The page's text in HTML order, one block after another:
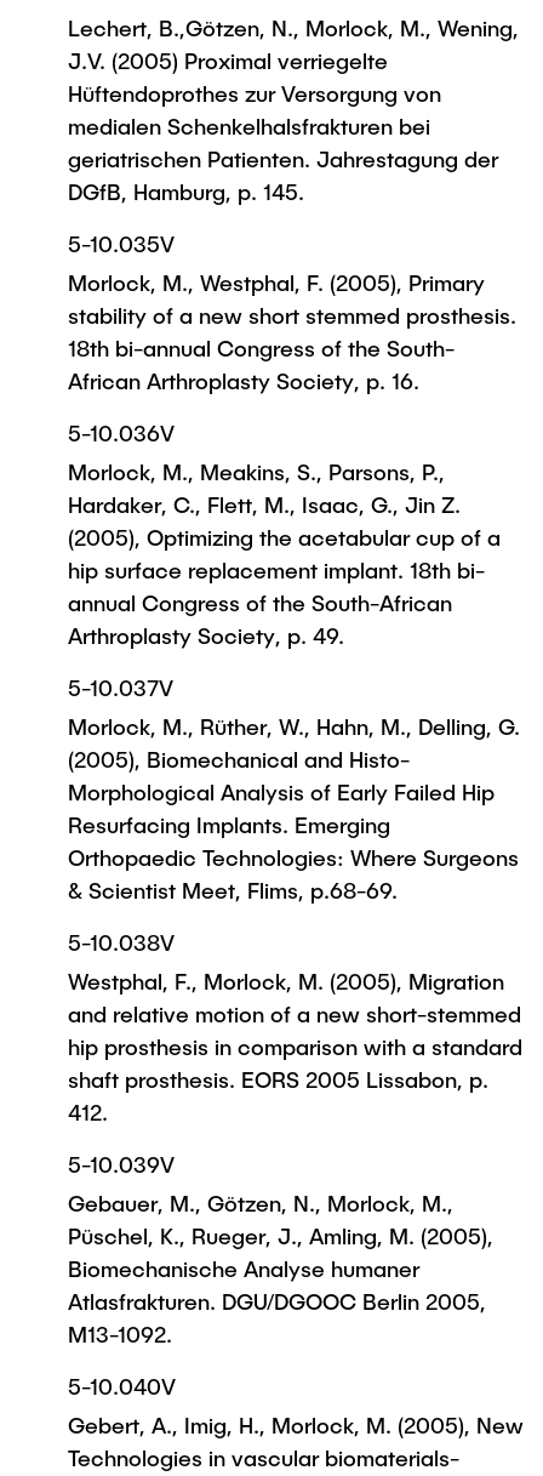
Lechert, B.,Götzen, N., Morlock, M., Wening,
J.V. (2005) Proximal verriegelte
Hüftendoprothes zur Versorgung von
medialen Schenkelhalsfrakturen bei
geriatrischen Patienten. Jahrestagung der
DGfB, Hamburg, p. 145.
5-10.035V
Morlock, M., Westphal, F. (2005), Primary
stability of a new short stemmed prosthesis.
18th bi-annual Congress of the South-
African Arthroplasty Society, p. 16.
5-10.036V
Morlock, M., Meakins, S., Parsons, P.,
Hardaker, C., Flett, M., Isaac, G., Jin Z.
(2005), Optimizing the acetabular cup of a
hip surface replacement implant. 18th bi-
annual Congress of the South-African
Arthroplasty Society, p. 49.
5-10.037V
Morlock, M., Rüther, W., Hahn, M., Delling, G.
(2005), Biomechanical and Histo-
Morphological Analysis of Early Failed Hip
Resurfacing Implants. Emerging
Orthopaedic Technologies: Where Surgeons
& Scientist Meet, Flims, p.68-69.
5-10.038V
Westphal, F., Morlock, M. (2005), Migration
and relative motion of a new short-stemmed
hip prosthesis in comparison with a standard
shaft prosthesis. EORS 2005 Lissabon, p.
412.
5-10.039V
Gebauer, M., Götzen, N., Morlock, M.,
Püschel, K., Rueger, J., Amling, M. (2005),
Biomechanische Analyse humaner
Atlasfrakturen. DGU/DGOOC Berlin 2005,
M13-1092.
5-10.040V
Gebert, A., Imig, H., Morlock, M. (2005), New
Technologies in vascular biomaterials-